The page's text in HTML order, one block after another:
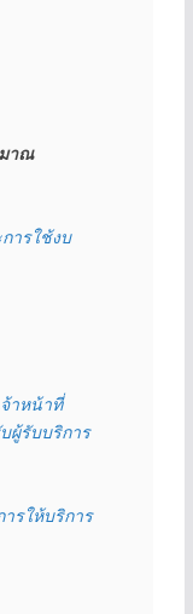
าณ
ารใช้งบ
าหน้าที่
ผู้รับบริการ
รให้บริการ